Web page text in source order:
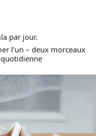
par jour.
l’un – deux morceaux